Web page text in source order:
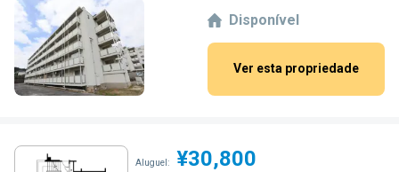
Disponível
Ver esta propriedade
Aluguel: ¥30,800